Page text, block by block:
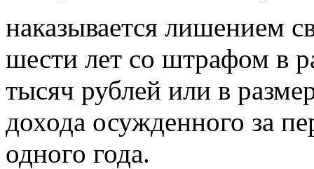
наказывается лишением
шести лет со штрафом в
тысяч рублей или в
дохода осужденного за
одного года.